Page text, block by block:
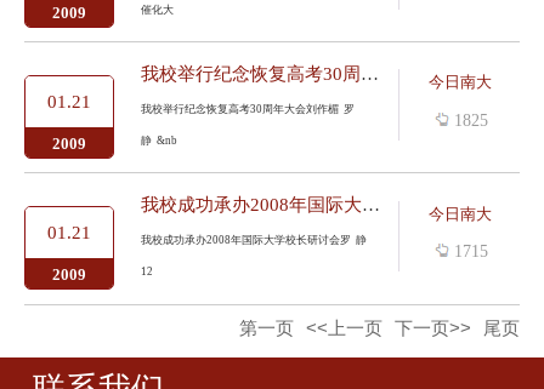
2009 催化大
01.21
2009
今日南大
1825
我校举行纪念恢复高考30周年大会
我校举行纪念恢复高考30周年大会刘作楣 罗
静 &nb
01.21
2009
今日南大
1715
我校成功承办2008年国际大学校长研讨会
我校成功承办2008年国际大学校长研讨会罗 静
12
第一页 <<上一页 下一页>> 尾页